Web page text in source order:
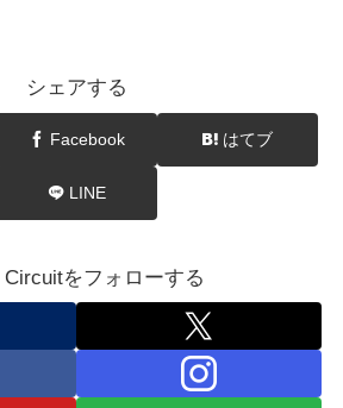
シェアする
Facebook はてブ
LINE
Circuitをフォローする